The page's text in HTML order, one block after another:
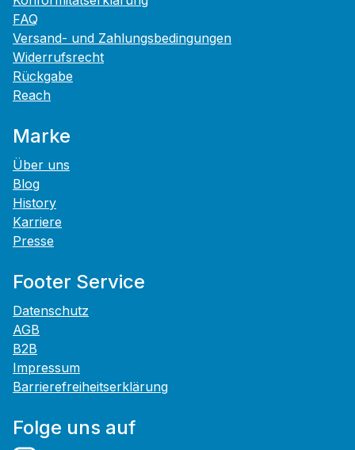
FAQ
Versand- und Zahlungsbedingungen
Widerrufsrecht
Rückgabe
Reach
Marke
Über uns
Blog
History
Karriere
Presse
Footer Service
Datenschutz
AGB
B2B
Impressum
Barrierefreiheitserklärung
Folge uns auf